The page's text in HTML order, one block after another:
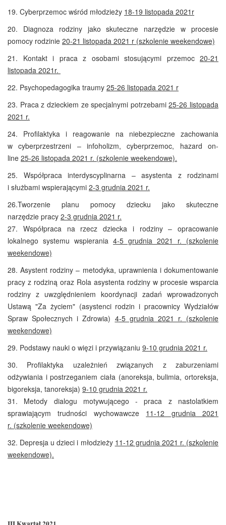
19. Cyberprzemoc wśród młodzieży 18-19 listopada 2021r
20. Diagnoza rodziny jako skuteczne narzędzie w procesie
pomocy rodzinie 20-21 listopada 2021 r (szkolenie weekendowe)
21. Kontakt i praca z osobami stosującymi przemoc 20-21
listopada 2021r.
22. Psychopedagogika traumy 25-26 listopada 2021 r
23. Praca z dzieckiem ze specjalnymi potrzebami25-26 listopada
2021 r.
24. Profilaktyka i reagowanie na niebezpieczne zachowania
w cyberprzestrzeni – infoholizm, cyberprzemoc, hazard on-
line 25-26 listopada 2021 r. (szkolenie weekendowe).
25. Współpraca interdyscyplinarna – asystenta z rodzinami
i służbami wspierającymi 2-3 grudnia 2021 r.
26.Tworzenie planu pomocy dziecku jako skuteczne
narzędzie pracy 2-3 grudnia 2021 r.
27. Współpraca na rzecz dziecka i rodziny – opracowanie
lokalnego systemu wspierania 4-5 grudnia 2021 r. (szkolenie
weekendowe)
28.Asystent rodziny – metodyka, uprawnienia i dokumentowanie
pracy z rodziną oraz Rola asystenta rodziny w procesie wsparcia
rodziny z uwzględnieniem koordynacji zadań wprowadzonych
Ustawą "Za życiem" (asystenci rodzin i pracownicy Wydziałów
Spraw Społecznych i Zdrowia) 4-5 grudnia 2021 r. (szkolenie
weekendowe)
29. Podstawy nauki o więzi i przywiązaniu 9-10 grudnia 2021 r.
30. Profilaktyka uzależnień związanych z zaburzeniami
odżywiania i postrzeganiem ciała (anoreksja, bulimia, ortoreksja,
bigoreksja, tanoreksja) 9-10 grudnia 2021 r.
31. Metody dialogu motywującego - praca z nastolatkiem
sprawiającym trudności wychowawcze 11-12 grudnia 2021
r. (szkolenie weekendowe)
32. Depresja u dzieci i młodzieży 11-12 grudnia 2021 r. (szkolenie
weekendowe).